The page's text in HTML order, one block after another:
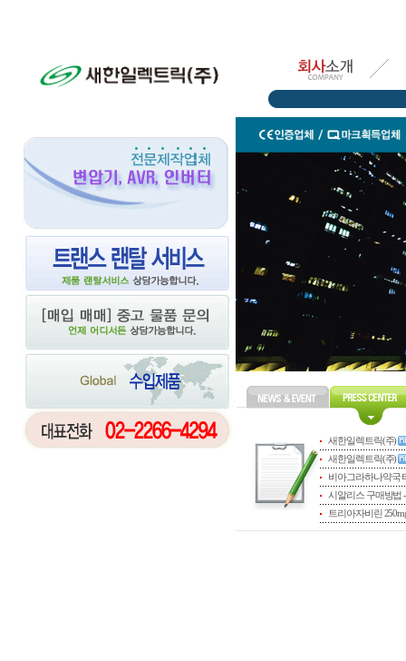
새한일렉트릭(주)
새한일렉트릭(주)
비아그라하나약국
시알리스 구매방법
트리아자비린